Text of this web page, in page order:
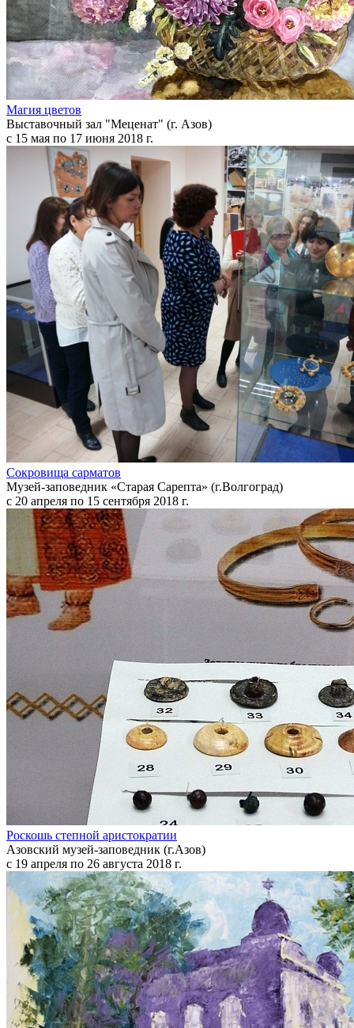
Магия цветов
Выставочный зал "Меценат" (г. Азов)
с 15 мая по 17 июня 2018 г.
Сокровища сарматов
Музей-заповедник «Старая Сарепта» (г.Волгоград)
с 20 апреля по 15 сентября 2018 г.
Роскошь степной аристократии
Азовский музей-заповедник (г.Азов)
с 19 апреля по 26 августа 2018 г.